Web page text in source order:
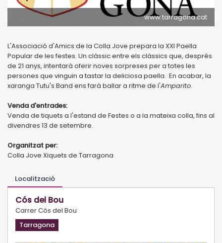
www.tarragona.cat
L'Associació d'Amics de la Colla Jove prepara la XXI Paella
Popular de les festes. Un clàssic entre els clàssics que, després
de 21 anys, intentarà oferir noves sorpreses per a totes les
persones que vinguin a tastar la deliciosa paella. En acabar, la
xaranga Tutu's Band ens farà ballar a ritme de l'Amparito.
Venda d'entrades:
Venda de tiquets a l'estand de Festes o a la mateixa colla, fins al
divendres 13 de setembre.
Organitzat per:
Colla Jove Xiquets de Tarragona
Localització
Cós del Bou
Carrer Cós del Bou
Tarragona